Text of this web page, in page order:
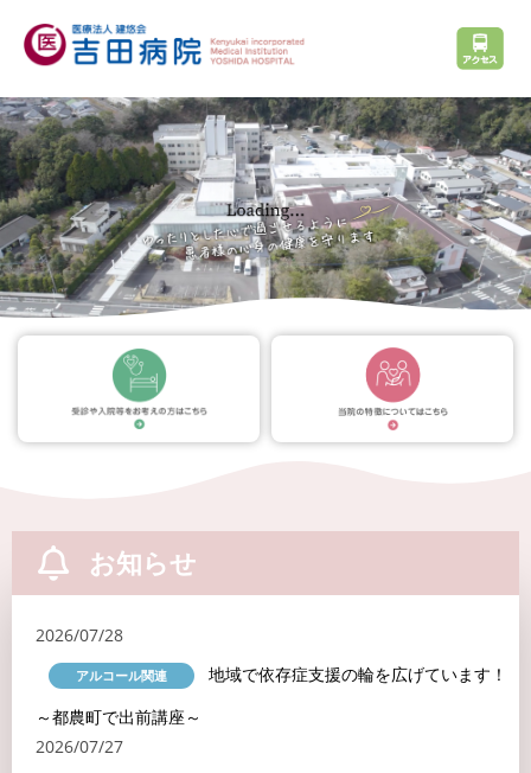
お知らせ
2026/07/28
アルコール関連
地域で依存症支援の輪を広げています！
～都農町で出前講座～
2026/07/27